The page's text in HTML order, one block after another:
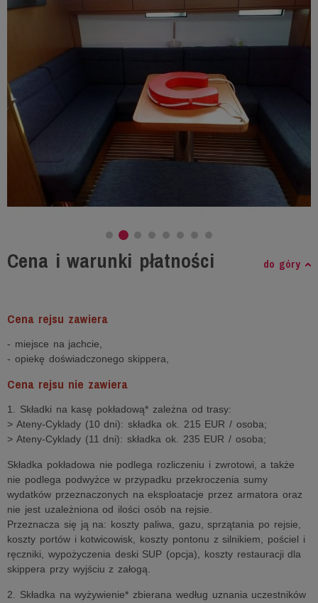
Cena i warunki płatności do góry
Cena rejsu zawiera
- miejsce na jachcie,
- opiekę doświadczonego skippera,
Cena rejsu nie zawiera
1. Składki na kasę pokładową* zależna od trasy:
> Ateny-Cyklady (10 dni): składka ok. 215 EUR / osoba;
> Ateny-Cyklady (11 dni): składka ok. 235 EUR / osoba;
Składka pokładowa nie podlega rozliczeniu i zwrotowi, a także
nie podlega podwyżce w przypadku przekroczenia sumy
wydatków przeznaczonych na eksploatacje przez armatora oraz
nie jest uzależniona od ilości osób na rejsie.
Przeznacza się ją na: koszty paliwa, gazu, sprzątania po rejsie,
koszty portów i kotwicowisk, koszty pontonu z silnikiem, pościel i
ręczniki, wypożyczenia deski SUP (opcja), koszty restauracji dla
skippera przy wyjściu z załogą.
2. Składka na wyżywienie* zbierana według uznania uczestników